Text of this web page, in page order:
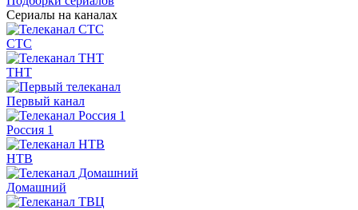
Сериалы на каналах
СТС
ТНТ
Первый канал
Россия 1
НТВ
Домашний